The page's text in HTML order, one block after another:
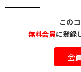
この
無料会員に登録
会